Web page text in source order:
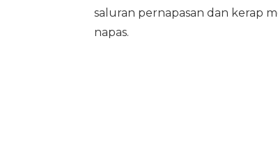
saluran pernapasan dan kerap
napas.